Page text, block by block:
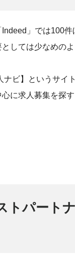
」では100件
しては少なめの
ナビ】というサイ
に求人募集を探
トパートナ